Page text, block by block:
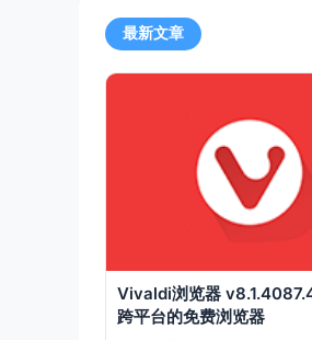
最新文章
Vivaldi浏览器
跨平台的免费浏览器